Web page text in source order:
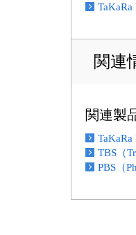
関連
関連製
TBS（
PBS（